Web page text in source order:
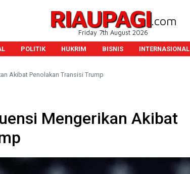
RIAUPAGI.com
Friday 7th August 2026
POLITIK HUKRIM BISNIS INTERNASIONAL
Akibat Penolakan Transisi Trump
Mengerikan Akibat